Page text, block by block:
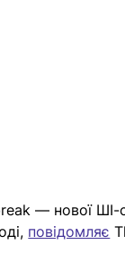
— нової
повідомляє